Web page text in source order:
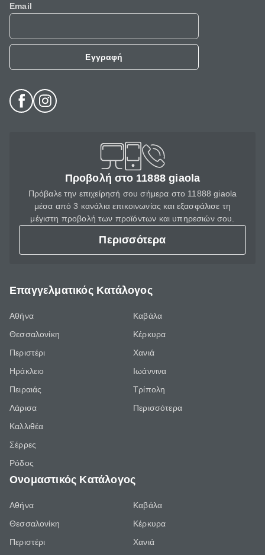
Email
Εγγραφή
Προβολή στο 11888 giaola
Πρόβαλε την επιχείρησή σου σήμερα στο 11888 giaola
μέσα από 3 κανάλια επικοινωνίας και εξασφάλισε τη
μέγιστη προβολή των προϊόντων και υπηρεσιών σου.
Περισσότερα
Επαγγελματικός Κατάλογος
Αθήνα
Θεσσαλονίκη
Περιστέρι
Ηράκλειο
Πειραιάς
Λάρισα
Καλλιθέα
Σέρρες
Ρόδος
Καβάλα
Κέρκυρα
Χανιά
Ιωάννινα
Τρίπολη
Περισσότερα
Ονομαστικός Κατάλογος
Αθήνα
Θεσσαλονίκη
Περιστέρι
Καβάλα
Κέρκυρα
Χανιά